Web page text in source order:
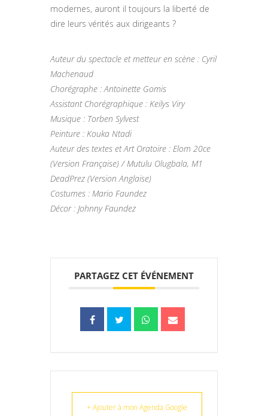
modernes, auront il toujours la liberté de
dire leurs vérités aux dirigeants ?
Auteur du spectacle et metteur en scène : Cyril
Machenaud
Chorégraphe : Antoinette Gomis
Assistant Chorégraphique : Keilys Viry
Musique : Torben Sylvest
Peinture : Kouka Ntadi
Auteur des textes et Art Oratoire : Elom 20ce
(Version Française) / Mutulu Olugbala, M1
DeadPrez (Version Anglaise)
Costumes : Mario Faundez
Décor : Johnny Faundez
PARTAGEZ CET ÉVÉNEMENT
+ Ajouter à mon Agenda Google